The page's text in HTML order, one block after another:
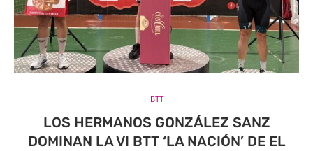
BTT
LOS HERMANOS GONZÁLEZ SANZ
DOMINAN LA VI BTT ‘LA NACIÓN’ DE EL